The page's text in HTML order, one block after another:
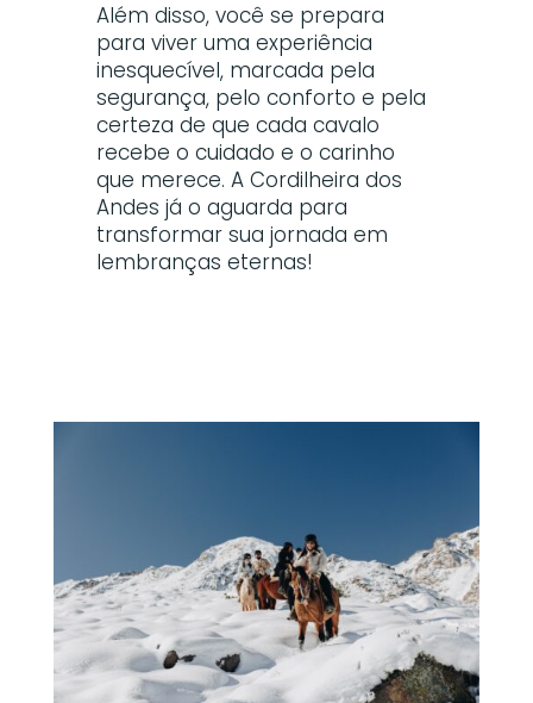
Além disso, você se prepara
para viver uma experiência
inesquecível, marcada pela
segurança, pelo conforto e pela
certeza de que cada cavalo
recebe o cuidado e o carinho
que merece. A Cordilheira dos
Andes já o aguarda para
transformar sua jornada em
lembranças eternas!